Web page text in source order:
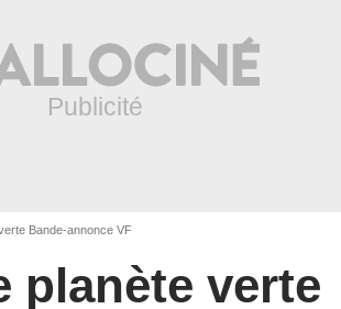
Bande-annonce VF
planète verte